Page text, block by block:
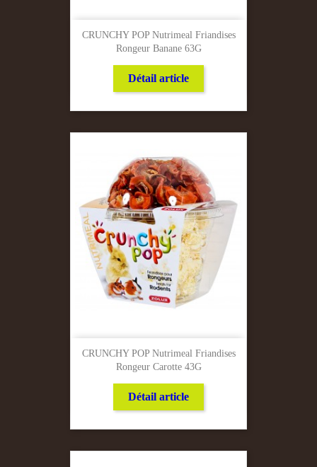
CRUNCHY POP Nutrimeal Friandises
Rongeur Banane 63G
Détail article
CRUNCHY POP Nutrimeal Friandises
Rongeur Carotte 43G
Détail article